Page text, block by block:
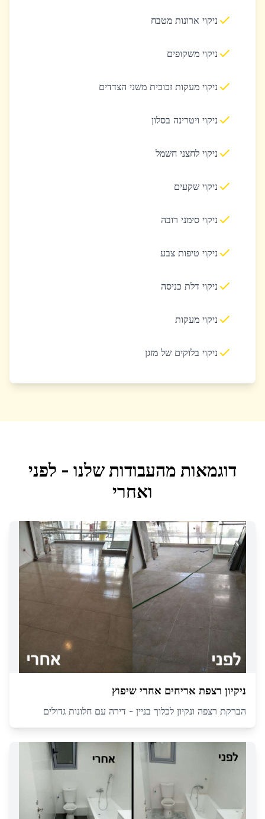
ניקוי ארונות מטבח
ניקוי משקופים
ניקוי מעקות זכוכית משני הצדדים
ניקוי ויטרינה בסלון
ניקוי לחצני חשמל
ניקוי שקעים
ניקוי סימני רובה
ניקוי טיפות צבע
ניקוי דלת כניסה
ניקוי מעקות
ניקוי בלוקים של מזגן
דוגמאות מהעבודות שלנו - לפני
ואחרי
ניקיון רצפת אריחים אחרי שיפוץ
הברקת רצפה ונקיון לכלוך בניין - דירה עם חלונות גדולים